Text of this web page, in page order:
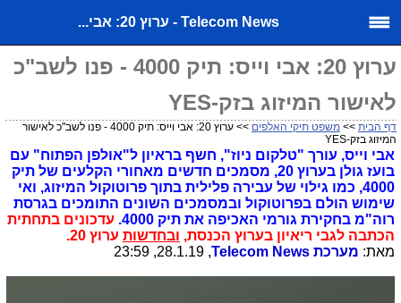
Telecom News - ערוץ 20: אבי...
ערוץ 20: אבי וייס: תיק 4000 - פנו לשב"כ
לאישור המיזוג בזק-YES
דף הבית >> משפט תיקי האלפים
>> ערוץ 20: אבי וייס: תיק 4000 - פנו לשב"כ לאישור
המיזוג בזק-YES
אבי וייס, עורך "טלקום ניוז", חשף בראיון ל"אולפן הפתוח" עם
בועז גולן בערוץ 20,
מסמכים חדשים מאחורי הקלעים של תיק
4000, כמו גילוי של עבירה פלילית בתוך פרוטוקול המיזוג, ואי
שימוש הולם בפרוטוקול ובמסמכים השונים התומכים בגרסת
רוה"מ בחקירת גורמי האכיפה את תיק 4000.
עדכונים בתחתית
הכתבה לגבי ריאיון בערוץ הכנסת, ובחדשות ערוץ 20.
מאת: מערכת Telecom News
, 28.1.19, 23:59